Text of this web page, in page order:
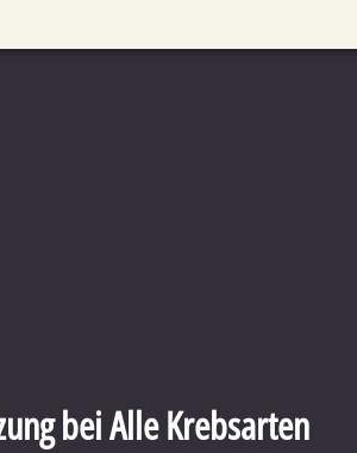
bei Alle Krebsarten